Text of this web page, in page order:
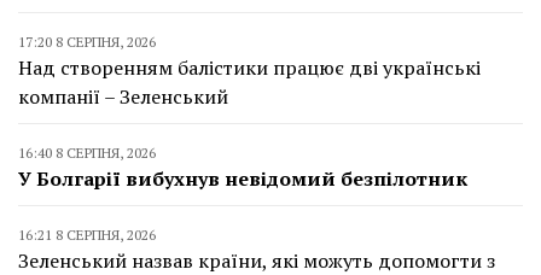
17:20 8 СЕРПНЯ, 2026
Над створенням балістики працює дві українські
компанії – Зеленський
16:40 8 СЕРПНЯ, 2026
У Болгарії вибухнув невідомий безпілотник
16:21 8 СЕРПНЯ, 2026
Зеленський назвав країни, які можуть допомогти з